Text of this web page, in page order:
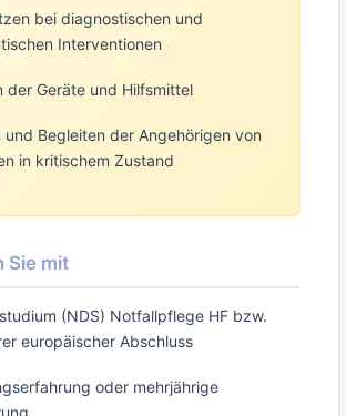
bei diagnostischen und
Interventionen
der Geräte und Hilfsmittel
und Begleiten der Angehörigen von
in kritischem Zustand
Sie mit
(NDS) Notfallpflege HF bzw.
europäischer Abschluss
oder mehrjährige